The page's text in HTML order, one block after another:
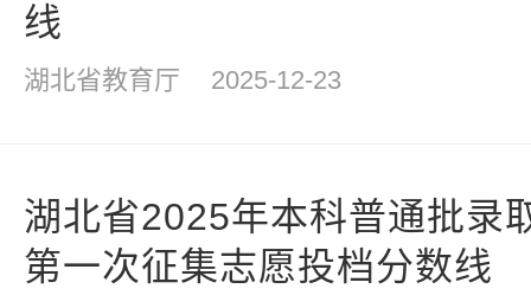
线
湖北省教育厅 2025-12-23
湖北省2025年本科普通批录
第一次征集志愿投档分数线